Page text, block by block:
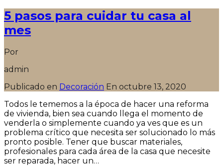
5 pasos para cuidar tu casa al
mes
Por
admin
Publicado en Decoración En octubre 13, 2020
Todos le tememos a la época de hacer una reforma
de vivienda, bien sea cuando llega el momento de
venderla o simplemente cuando ya ves que es un
problema crítico que necesita ser solucionado lo más
pronto posible. Tener que buscar materiales,
profesionales para cada área de la casa que necesite
ser reparada, hacer un…